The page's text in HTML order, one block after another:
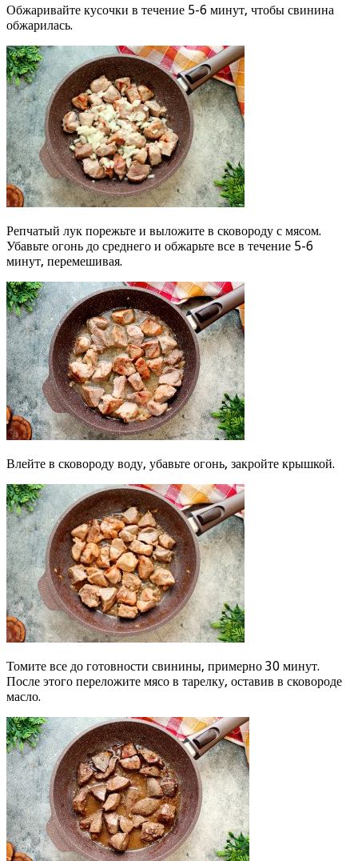
Обжаривайте кусочки в течение 5-6 минут, чтобы свинина
обжарилась.
Репчатый лук порежьте и выложите в сковороду с мясом.
Убавьте огонь до среднего и обжарьте все в течение 5-6
минут, перемешивая.
Влейте в сковороду воду, убавьте огонь, закройте крышкой.
Томите все до готовности свинины, примерно 30 минут.
После этого переложите мясо в тарелку, оставив в сковороде
масло.